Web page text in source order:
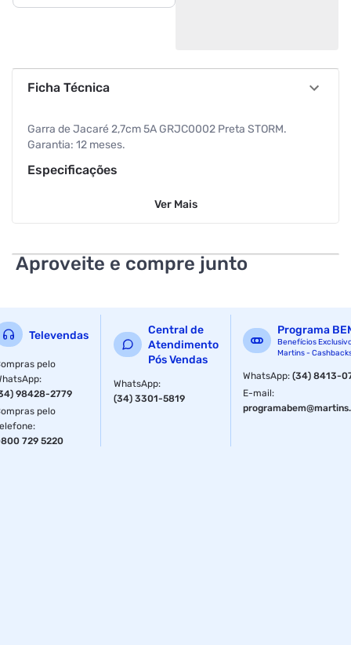
Ficha Técnica
Garra de Jacaré 2,7cm 5A GRJC0002 Preta STORM.
Garantia: 12 meses.
Especificações
Preto
Ver Mais
Aproveite e compre junto
Televendas
pelo
:
98428-2779
pelo
:
729 5220
Central de
Atendimento
Pós Vendas
WhatsApp:
(34) 3301-5819
Programa
Benefícios
Martins -
WhatsApp:(34) 8413-
E-mail: